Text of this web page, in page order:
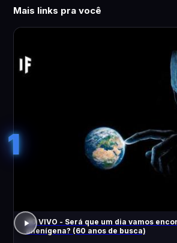
Mais links pra você
1
AO VIVO - Será que um dia vamos
alienígena? (60 anos de busca)